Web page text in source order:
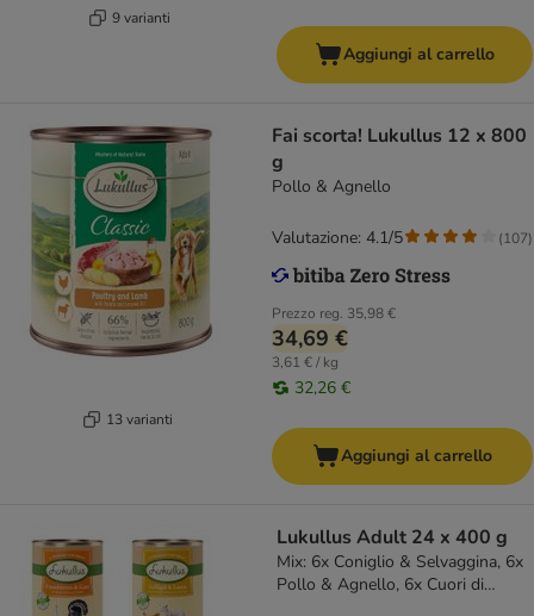
9 varianti
Aggiungi al carrello
13 varianti
Fai scorta! Lukullus 12 x 800
g
Pollo & Agnello
Prezzo reg. 35,98 €
34,69 €
3,61 € / kg
32,26 €
Valutazione: 4.1/5 (107)
Aggiungi al carrello
Lukullus Adult 24 x 400 g
Mix: 6x Coniglio & Selvaggina, 6x
Pollo & Agnello, 6x Cuori di